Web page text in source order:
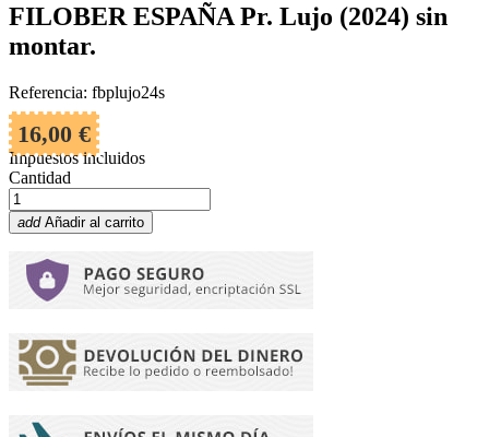
FILOBER ESPAÑA Pr. Lujo (2024) sin
montar.
Referencia: fbplujo24s
16,00 €
Impuestos incluidos
Cantidad
add Añadir al carrito